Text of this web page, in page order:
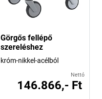
Görgős fellépő
szereléshez
króm-nikkel-acélból
Nettó
146.866,- Ft